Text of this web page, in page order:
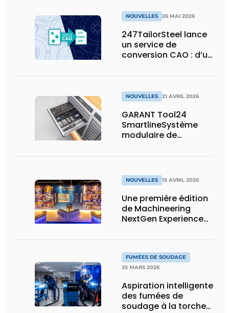
NOUVELLES 26 MAI 2026
247TailorSteel lance
un service de
conversion CAO : d’un
NOUVELLES 21 AVRIL 2026
GARANT Tool24
SmartlineSystème
modulaire de
capacité de stockage
sur un minimum de
surface
NOUVELLES 15 AVRIL 2026
Une première édition
de Machineering
NextGen Experience
l’avenir
FUMÉES DE SOUDAGE
25 MARS 2026
Aspiration intelligente
des fumées de
soudage à la torche